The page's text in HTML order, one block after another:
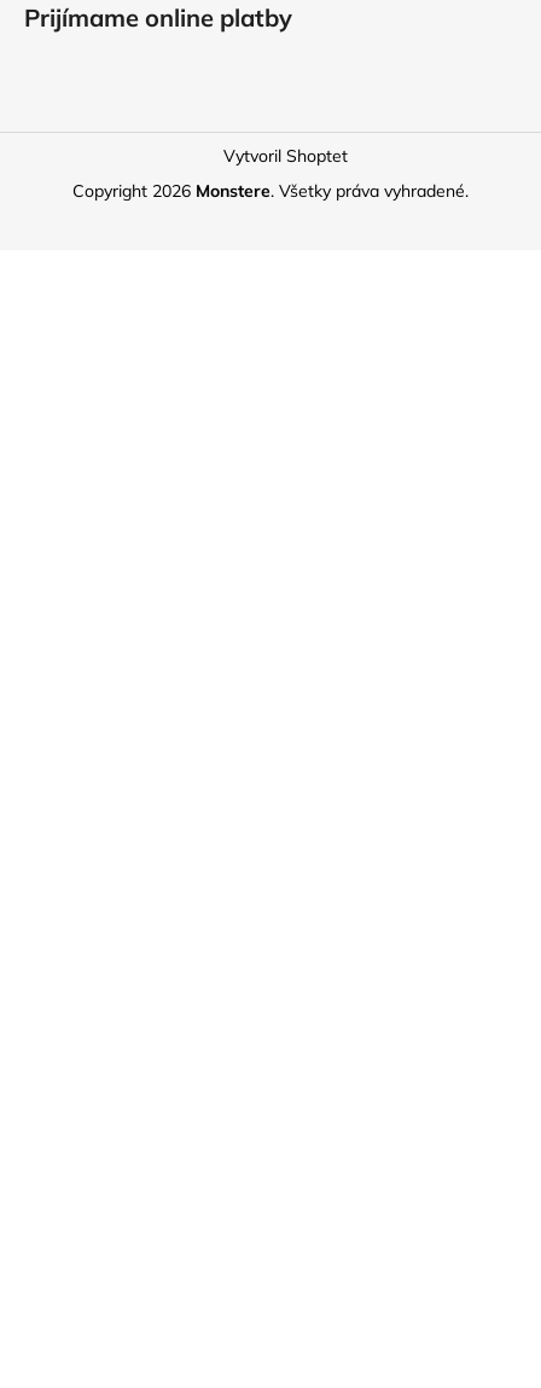
Prijímame online platby
Vytvoril Shoptet
Copyright 2026 Monstere. Všetky práva vyhradené.